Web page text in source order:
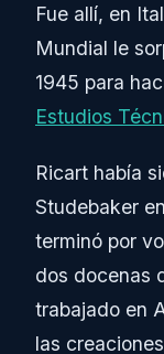
Fue allí, en
Mundial le
1945 para
Estudios
Ricart había
Studebaker
terminó por
dos docenas
trabajado en
las